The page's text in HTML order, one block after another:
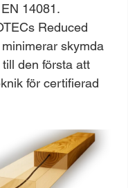
14081.
Reduced
skymda
den första att
för certifierad